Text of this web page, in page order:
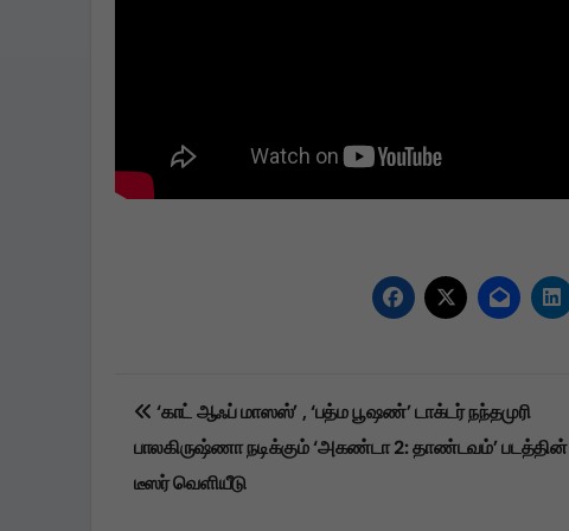
Post
navigation
‘காட் ஆஃப் மாஸஸ்’ , ‘பத்ம பூஷண்’ டாக்டர் நந்தமுரி
பாலகிருஷ்ணா நடிக்கும் ‘அகண்டா 2: தாண்டவம்’ படத்தின்
டீஸர் வெளியீடு